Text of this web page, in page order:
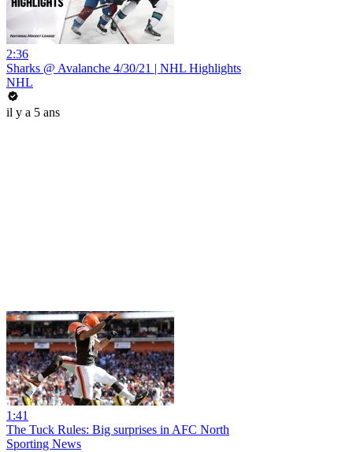
2:36
Sharks @ Avalanche 4/30/21 | NHL Highlights
NHL
il y a 5 ans
1:41
The Tuck Rules: Big surprises in AFC North
Sporting News